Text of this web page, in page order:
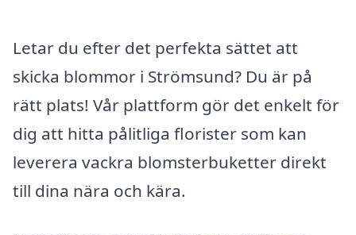
Letar du efter det perfekta sättet att
skicka blommor i Strömsund? Du är på
rätt plats! Vår plattform gör det enkelt för
dig att hitta pålitliga florister som kan
leverera vackra blomsterbuketter direkt
till dina nära och kära.